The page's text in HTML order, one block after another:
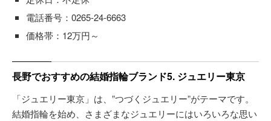
電話番号：0265-24-6663
価格帯：12万円～
長野でおすすめの結婚指輪ブランド5. ジュエリー東京
「ジュエリー東京」は、”つづくジュエリー”がテーマです。
結婚指輪を始め、さまざまなジュエリーにはいろいろな思い